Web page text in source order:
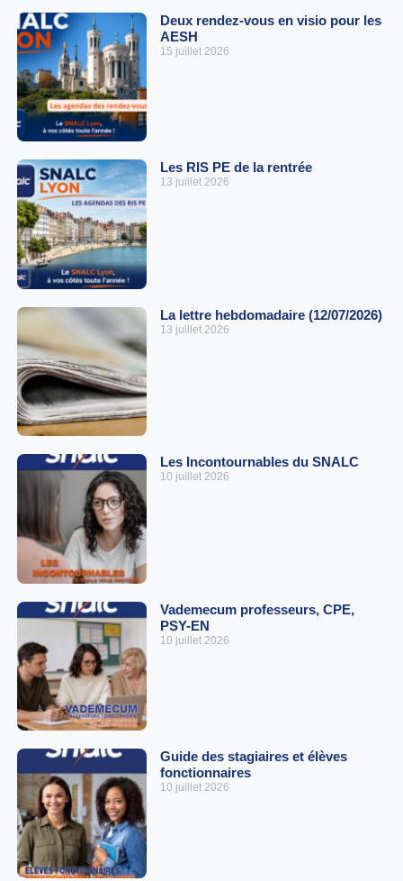
Deux rendez-vous en visio pour les
AESH
15 juillet 2026
Les RIS PE de la rentrée
13 juillet 2026
La lettre hebdomadaire (12/07/2026)
13 juillet 2026
Les Incontournables du SNALC
10 juillet 2026
Vademecum professeurs, CPE,
PSY-EN
10 juillet 2026
Guide des stagiaires et élèves
fonctionnaires
10 juillet 2026